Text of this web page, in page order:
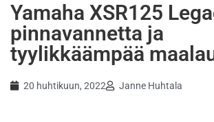
Yamaha XSR125
pinnavannetta ja
tyylikkäämpää
20 huhtikuun, 2022 Janne Huhtala